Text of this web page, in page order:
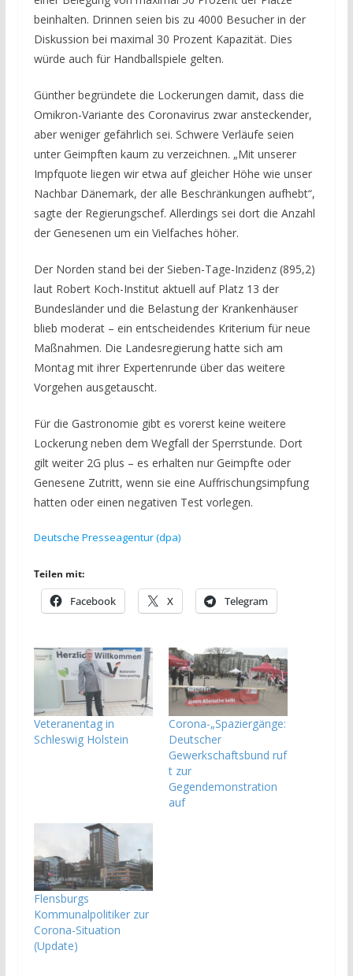
beinhalten. Drinnen seien bis zu 4000 Besucher in der
Diskussion bei maximal 30 Prozent Kapazität. Dies
würde auch für Handballspiele gelten.
Günther begründete die Lockerungen damit, dass die
Omikron-Variante des Coronavirus zwar ansteckender,
aber weniger gefährlich sei. Schwere Verläufe seien
unter Geimpften kaum zu verzeichnen. „Mit unserer
Impfquote liegen wir etwa auf gleicher Höhe wie unser
Nachbar Dänemark, der alle Beschränkungen aufhebt“,
sagte der Regierungschef. Allerdings sei dort die Anzahl
der Genesenen um ein Vielfaches höher.
Der Norden stand bei der Sieben-Tage-Inzidenz (895,2)
laut Robert Koch-Institut aktuell auf Platz 13 der
Bundesländer und die Belastung der Krankenhäuser
blieb moderat – ein entscheidendes Kriterium für neue
Maßnahmen. Die Landesregierung hatte sich am
Montag mit ihrer Expertenrunde über das weitere
Vorgehen ausgetauscht.
Für die Gastronomie gibt es vorerst keine weitere
Lockerung neben dem Wegfall der Sperrstunde. Dort
gilt weiter 2G plus – es erhalten nur Geimpfte oder
Genesene Zutritt, wenn sie eine Auffrischungsimpfung
hatten oder einen negativen Test vorlegen.
Deutsche Presseagentur (dpa)
Teilen mit:
Facebook X Telegram
Veteranentag in
Schleswig Holstein
Corona-„Spaziergänge:
Deutscher
Gewerkschaftsbund ruf
t zur
Gegendemonstration
auf
Flensburgs
Kommunalpolitiker zur
Corona-Situation
(Update)